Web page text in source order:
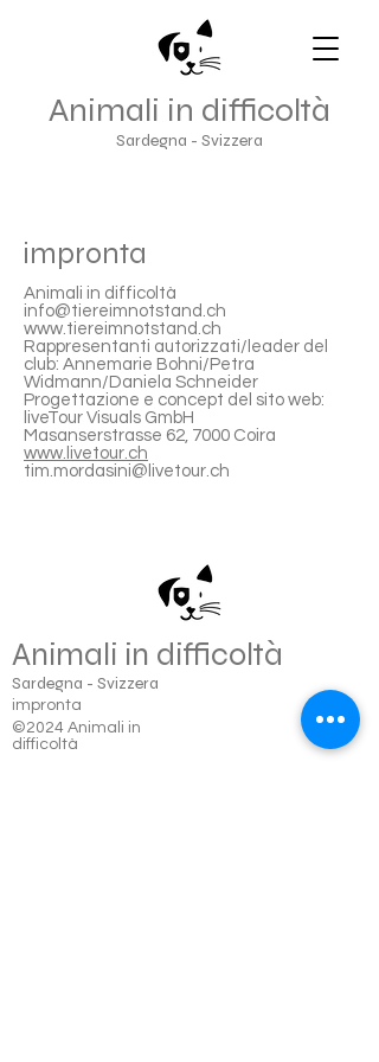
Animali in difficoltà
Sardegna - Svizzera
impronta
Animali in difficoltà
info@tiereimnotstand.ch
www.tiereimnotstand.ch
Rappresentanti autorizzati/leader del
club: Annemarie Bohni/Petra
Widmann/Daniela Schneider
Progettazione e concept del sito web:
liveTour Visuals GmbH
Masanserstrasse 62, 7000 Coira
www.livetour.ch
tim.mordasini@livetour.ch
Animali in difficoltà
Sardegna - Svizzera
impronta
©2024 Animali in
difficoltà